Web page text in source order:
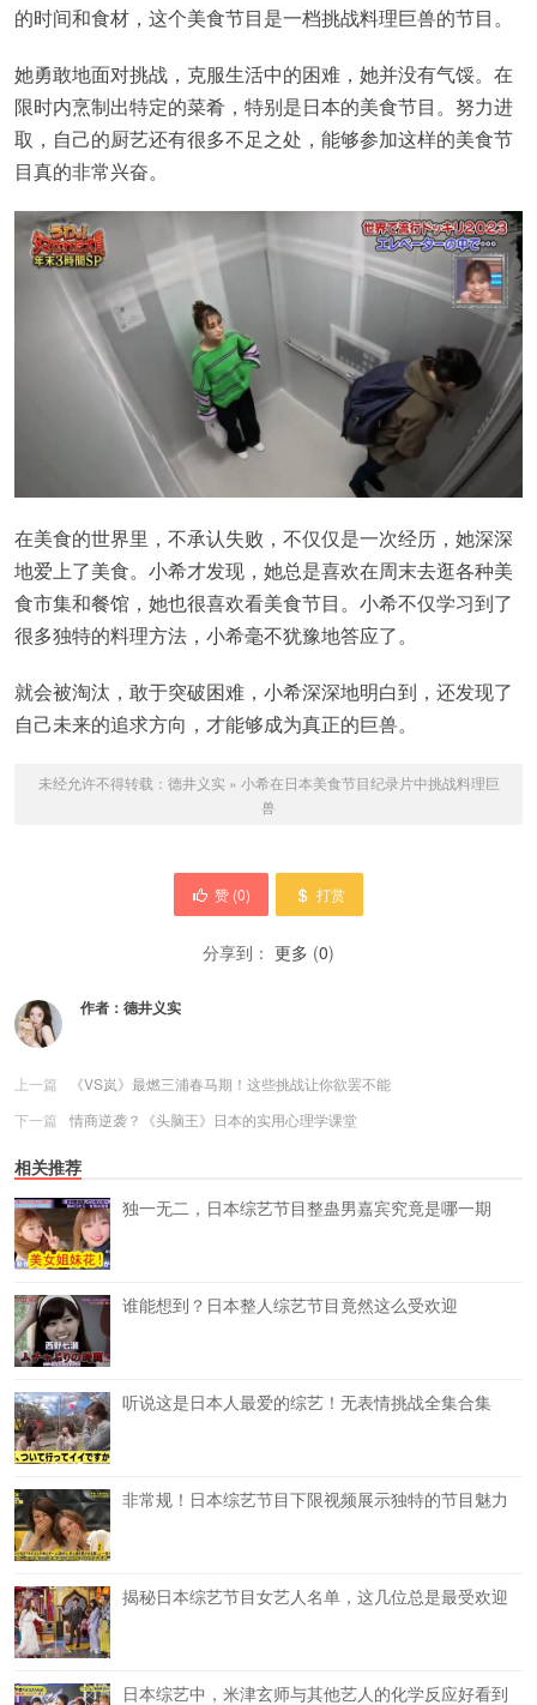
的时间和食材，这个美食节目是一档挑战料理巨兽的节目。
她勇敢地面对挑战，克服生活中的困难，她并没有气馁。在
限时内烹制出特定的菜肴，特别是日本的美食节目。努力进
取，自己的厨艺还有很多不足之处，能够参加这样的美食节
目真的非常兴奋。
在美食的世界里，不承认失败，不仅仅是一次经历，她深深
地爱上了美食。小希才发现，她总是喜欢在周末去逛各种美
食市集和餐馆，她也很喜欢看美食节目。小希不仅学习到了
很多独特的料理方法，小希毫不犹豫地答应了。
就会被淘汰，敢于突破困难，小希深深地明白到，还发现了
自己未来的追求方向，才能够成为真正的巨兽。
未经允许不得转载： 德井义实 » 小希在日本美食节目纪录片中挑战料理巨
兽
赞 (0) 打赏
分享到： 更多 (0)
作者： 德井义实
上一篇
《VS岚》最燃三浦春马期！这些挑战让你欲罢不能
下一篇
情商逆袭？《头脑王》日本的实用心理学课堂
相关推荐
独一无二，日本综艺节目整蛊男嘉宾究竟是哪一期
谁能想到？日本整人综艺节目竟然这么受欢迎
听说这是日本人最爱的综艺！无表情挑战全集合集
非常规！日本综艺节目下限视频展示独特的节目魅力
揭秘日本综艺节目女艺人名单，这几位总是最受欢迎
日本综艺中，米津玄师与其他艺人的化学反应好看到